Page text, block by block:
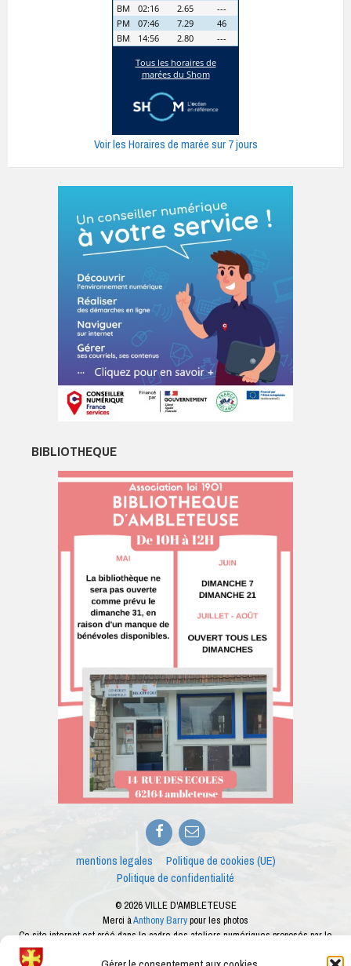
Voir les Horaires de marée sur 7 jours
BIBLIOTHEQUE
Facebook
E-
mail
mentions legales
Politique de cookies (UE)
Politique de confidentialité
© 2026 VILLE D'AMBLETEUSE
Merci àAnthony Barrypour les photos
Ce site internet est créé dans le cadre des ateliers numériques proposés par le